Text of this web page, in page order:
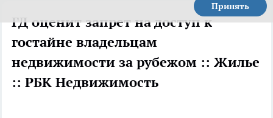
Принять
ГД оценит запрет на доступ к
гостайне владельцам
недвижимости за рубежом :: Жилье
:: РБК Недвижимость